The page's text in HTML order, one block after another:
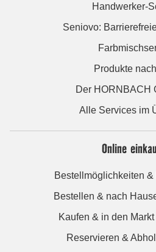
Handwerker-
Seniovo:
Produkte
Der HORNBACH
Alle Services im
Online
Bestellmöglichkeiten
Bestellen & nach
Kaufen & in den
Reservieren &